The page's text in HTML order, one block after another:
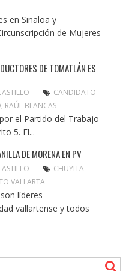
en Sinaloa y
de Mujeres
DE TOMATLÁN ES
CANDIDATO
, RAÚL BLANCAS
el Partido del Trabajo
5. El...
DE MORENA EN PV
CHUYITA
VALLARTA
líderes
vallartense y todos